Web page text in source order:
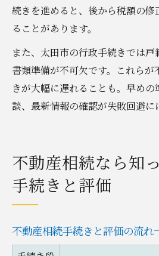
続きを進めると、後から税額の
ることがあります。
また、太田市の行政手続きでは
書類準備が不可欠です。これら
きが大幅に遅れることも。早め
談、最新情報の確認が失敗回避に
不動産相続なら知
手続きと評価
不動産相続手続きと評価の流れ